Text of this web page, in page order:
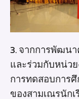
3. จากการพัฒน
และร่วมกับหน่ว
การทดสอบการ
ของสามเณรนัก